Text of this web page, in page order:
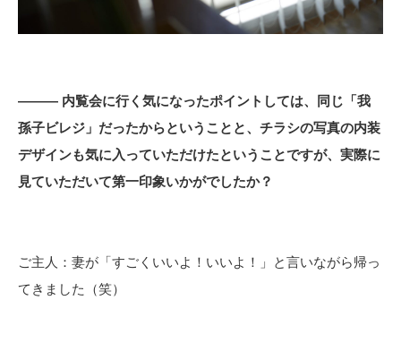
――― 内覧会に行く気になったポイントしては、同じ「我
孫子ビレジ」だったからということと、チラシの写真の内装
デザインも気に入っていただけたということですが、実際に
見ていただいて第一印象いかがでしたか？
ご主人：妻が「すごくいいよ！いいよ！」と言いながら帰っ
てきました（笑）